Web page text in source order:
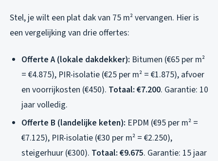
Stel, je wilt een plat dak van 75 m² vervangen. Hier is
een vergelijking van drie offertes:
Offerte A (lokale dakdekker): Bitumen (€65 per m²
= €4.875), PIR-isolatie (€25 per m² = €1.875), afvoer
en voorrijkosten (€450). Totaal: €7.200. Garantie: 10
jaar volledig.
Offerte B (landelijke keten): EPDM (€95 per m² =
€7.125), PIR-isolatie (€30 per m² = €2.250),
steigerhuur (€300). Totaal: €9.675. Garantie: 15 jaar